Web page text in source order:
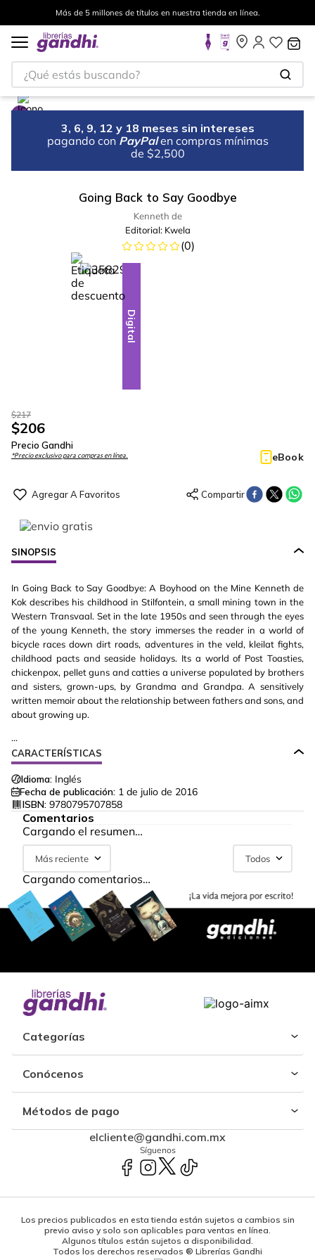
Más de 5 millones de títulos en nuestra tienda en línea.
¿Qué estás buscando?
3, 6, 9, 12 y 18 meses sin intereses
pagando con PayPal en compras mínimas
de $2,500
Going Back to Say Goodbye
Kenneth de
Editorial: Kwela
(0)
-5%
Digital
$217
$206
Precio Gandhi
*Precio exclusivo para compras en línea. eBook
SINOPSIS
In Going Back to Say Goodbye: A Boyhood on the Mine Kenneth de
Kok describes his childhood in Stilfontein, a small mining town in the
Western Transvaal. Set in the late 1950s and seen through the eyes
of the young Kenneth, the story immerses the reader in a world of
bicycle races down dirt roads, adventures in the veld, kleilat fights,
childhood pacts and seaside holidays. Its a world of Post Toasties,
chickenpox, pellet guns and catties a universe populated by brothers
and sisters, grown-ups, by Grandma and Grandpa. A sensitively
written memoir about the relationship between fathers and sons, and
about growing up.
...
CARACTERÍSTICAS
Idioma: Inglés
Fecha de publicación: 1 de julio de 2016
ISBN: 9780795707858
Comentarios
Cargando el resumen…
Más reciente Todos
Cargando comentarios…
Categorías
Conócenos
Métodos de pago
elcliente@gandhi.com.mx
Síguenos
Los precios publicados en esta tienda están sujetos a cambios sin
previo aviso y solo son aplicables para ventas en línea.
Algunos títulos están sujetos a disponibilidad.
Todos los derechos reservados ® Librerías Gandhi